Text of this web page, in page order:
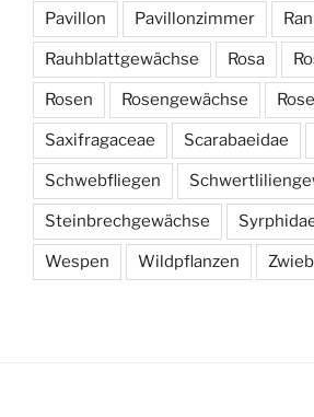
Pavillon Pavillonzimmer
Rauhblattgewächse Rosa
Rosen Rosengewächse
Saxifragaceae Scarabaeidae
Schwebfliegen
Steinbrechgewächse
Wespen Wildpflanzen